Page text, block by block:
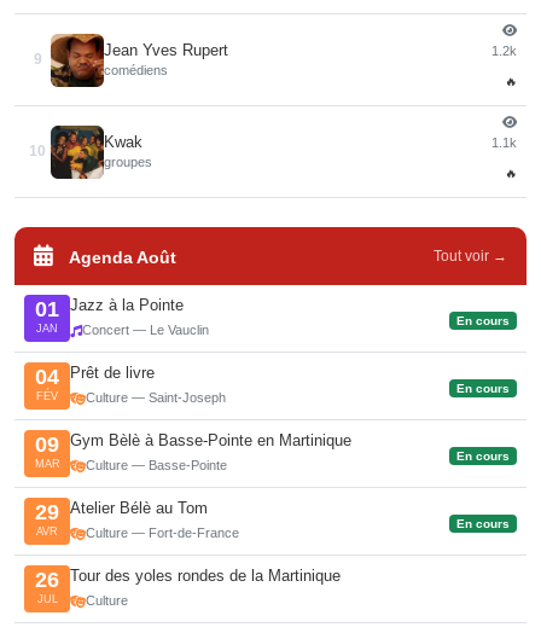
9
Jean Yves Rupert
comédiens
1.2k
🔥
10
Kwak
groupes
1.1k
🔥
Agenda Août Tout voir →
01
JAN
Jazz à la Pointe
Concert — Le Vauclin
En cours
04
FÉV
Prêt de livre
Culture — Saint-Joseph
En cours
09
MAR
Gym Bèlè à Basse-Pointe en Martinique
Culture — Basse-Pointe
En cours
29
AVR
Atelier Bélè au Tom
Culture — Fort-de-France
En cours
26
JUL
Tour des yoles rondes de la Martinique
Culture